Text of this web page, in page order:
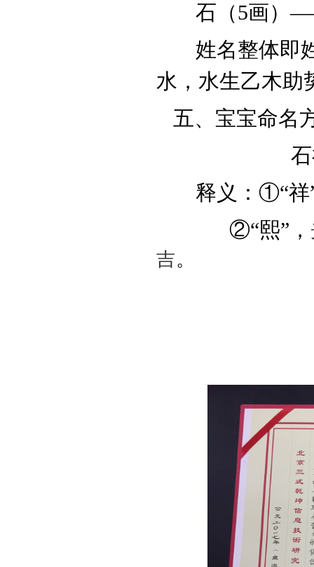
石（5画）
姓名整体即姓
水，水生乙木助
五、宝宝命名
释义：①“祥”
②“熙”，
吉。